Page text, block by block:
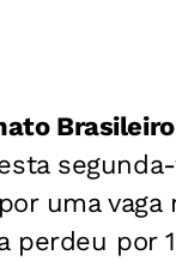
uma vaga
perdeu por